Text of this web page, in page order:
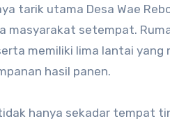
tarik utama Desa Wae
masyarakat setempat.
memiliki lima lantai
hasil panen.
hanya sekadar tempat